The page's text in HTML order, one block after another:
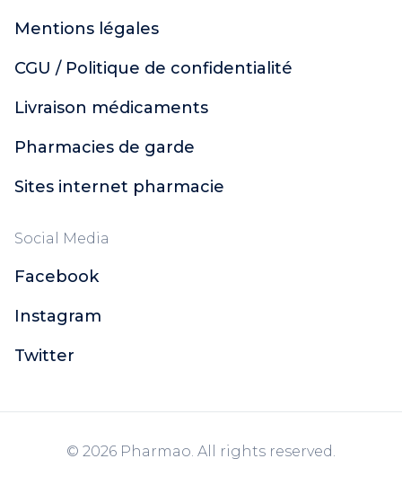
Mentions légales
CGU / Politique de confidentialité
Livraison médicaments
Pharmacies de garde
Sites internet pharmacie
Social Media
Facebook
Instagram
Twitter
© 2026 Pharmao. All rights reserved.